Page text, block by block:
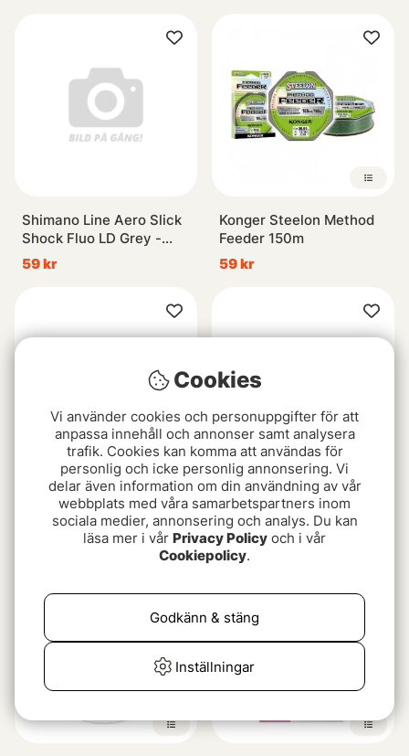
Shimano Line Aero Slick
Shock Fluo LD Grey -
50m 0.195mm 3.26kg
59 kr
Konger Steelon Method
Feeder 150m
59 kr
Korda Dark Matter Braid
269 kr
Korda Kable Tight Weave
7m
139 kr
Cookies
Vi använder cookies och personuppgifter för att
anpassa innehåll och annonser samt analysera
trafik. Cookies kan komma att användas för
personlig och icke personlig annonsering. Vi
delar även information om din användning av vår
webbplats med våra samarbetspartners inom
sociala medier, annonsering och analys. Du kan
läsa mer i vår Privacy Policy och i vår
Cookiepolicy.
Inställningar
Godkänn & stäng